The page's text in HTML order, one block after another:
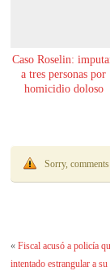
Caso Roselin:
a tres personas por
homicidio doloso
Sorry,
«Fiscal acusó a policía
intentado estrangular a su